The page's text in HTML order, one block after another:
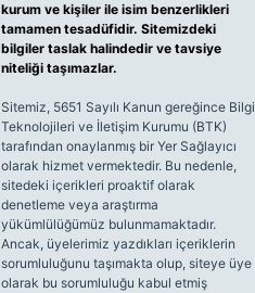
kurum ve kişiler ile isim benzerlikleri
tamamen tesadüfidir. Sitemizdeki
bilgiler taslak halindedir ve tavsiye
niteliği taşımazlar.
Sitemiz, 5651 Sayılı Kanun gereğince Bilgi
Teknolojileri ve İletişim Kurumu (BTK)
tarafından onaylanmış bir Yer Sağlayıcı
olarak hizmet vermektedir. Bu nedenle,
sitedeki içerikleri proaktif olarak
denetleme veya araştırma
yükümlülüğümüz bulunmamaktadır.
Ancak, üyelerimiz yazdıkları içeriklerin
sorumluluğunu taşımakta olup, siteye üye
olarak bu sorumluluğu kabul etmiş